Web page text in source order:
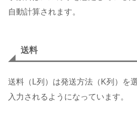
自動計算されます。
送料
送料（L列）は発送方法（K列）を
入力されるようになっています。